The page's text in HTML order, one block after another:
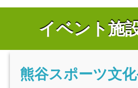
イベント施